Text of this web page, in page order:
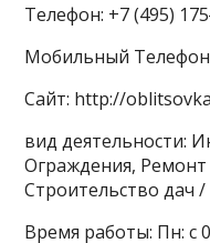
Телефон: +7 (495)
Мобильный
Сайт: http://
вид деятельности:
Ограждения,
Строительство дач
Время работы: Пн: с